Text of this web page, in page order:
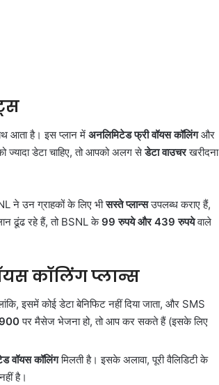
आता है। इस प्लान में अनलिमिटेड फ्री वॉयस कॉलिंगऔर
ज्यादा डेटा चाहिए, तो आपको अलग सेडेटा वाउचरखरीदना
ने उन ग्राहकों के लिए भीसस्ते प्लान्सउपलब्ध कराए हैं,
ढूंढ रहे हैं, तो BSNL के99 रुपये और 439 रुपयेवाले
कॉलिंग प्लान्स
इसमें कोई डेटा बेनिफिट नहीं दिया जाता, और SMS
पर मैसेज भेजना हो, तो आप कर सकते हैं (इसके लिए
वॉयस कॉलिंगमिलती है। इसके अलावा, पूरी वैलिडिटी के
है।